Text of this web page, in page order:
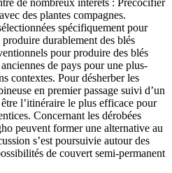
de nombreux intérêts : Précocifier
des plantes compagnes.
spécifiquement pour
durablement des blés
pour produire des blés
de pays pour une plus-
contextes. Pour désherber les
en premier passage suivi d’un
l’itinéraire le plus efficace pour
Concernant les dérobées
peuvent former une alternative au
s’est poursuivie autour des
de couvert semi-permanent